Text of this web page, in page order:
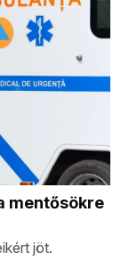
mentősökre
jöt.